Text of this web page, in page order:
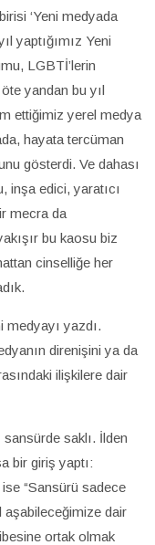
‘Yeni medyada
yaptığımız Yeni
LGBTİ’lerin
yandan bu yıl
ettiğimiz yerel medya
hayata tercüman
gösterdi. Ve dahası
inşa edici, yaratıcı
mecra da
bu kaosu biz
cinselliğe her
yazdı.
direnişini ya da
ilişkilere dair
sansürde saklı. İlden
bir giriş yaptı:
“Sansürü sadece
aşabileceğimize dair
ortak olmak